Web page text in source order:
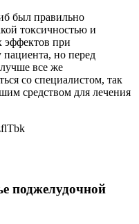
был правильно
токсичностью и
эффектов при
но перед
все же
со специалистом, так
средством для лечения
поджелудочной